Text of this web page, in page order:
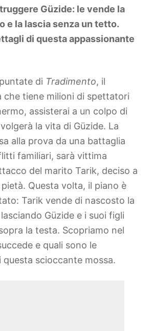
Güzide: le vende la
e la lascia senza un tetto.
di questa appassionante
di Tradimento, il
che tiene milioni di spettatori
assisterai a un colpo di
la vita di Güzide. La
alla prova da una battaglia
familiari, sarà vittima
del marito Tarik, deciso a
Questa volta, il piano è
Tarik vende di nascosto la
Güzide e i suoi figli
la testa. Scopriamo nel
e quali sono le
questa scioccante mossa.